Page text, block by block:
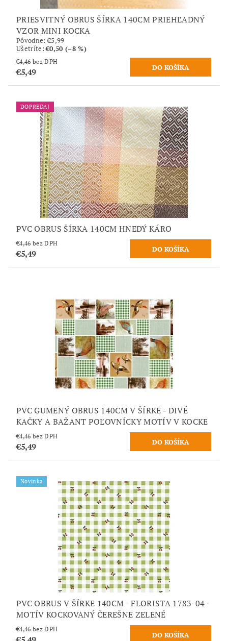
PRIESVITNÝ OBRUS ŠÍRKA 140CM PRIEHĽADNÝ
VZOR MINI KOCKA
Pôvodne:€5,99
Ušetríte:€0,50 (–8 %)
€4,46 bez DPH
€5,49
DOPREDAJ
PVC OBRUS ŠÍRKA 140CM HNEDÝ KÁRO
€4,46 bez DPH
€5,49
PVC GUMENÝ OBRUS 140CM V ŠÍRKE - DIVÉ
KAČKY A BAŽANT POĽOVNÍCKY MOTÍV V KOCKE
€4,46 bez DPH
€5,49
Novinka
PVC OBRUS V ŠÍRKE 140CM - FLORISTA 1783-04 -
MOTÍV KOCKOVANÝ ČEREŠNE ZELENÉ
€4,46 bez DPH